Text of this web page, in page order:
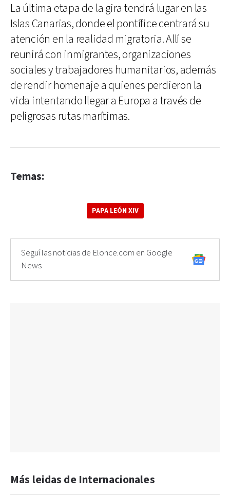
La última etapa de la gira tendrá lugar en las
Islas Canarias, donde el pontífice centrará su
atención en la realidad migratoria. Allí se
reunirá con inmigrantes, organizaciones
sociales y trabajadores humanitarios, además
de rendir homenaje a quienes perdieron la
vida intentando llegar a Europa a través de
peligrosas rutas marítimas.
Temas:
PAPA LEÓN XIV
Seguí las noticias de Elonce.com en Google
News
Más leidas de Internacionales